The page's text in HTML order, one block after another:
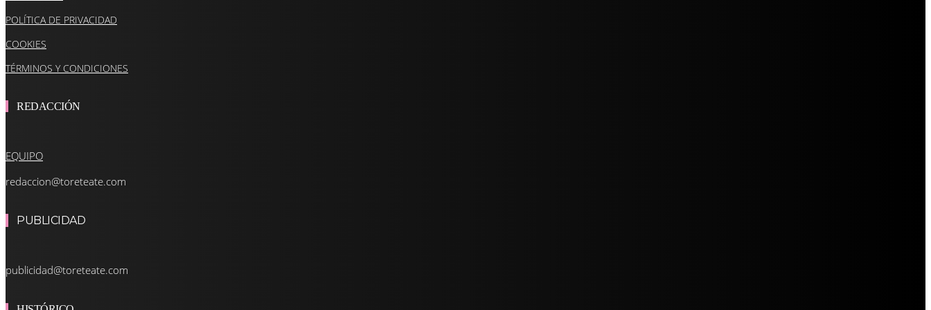
POLÍTICA DE PRIVACIDAD
COOKIES
TÉRMINOS Y CONDICIONES
REDACCIÓN
EQUIPO
redaccion@toreteate.com
PUBLICIDAD
publicidad@toreteate.com